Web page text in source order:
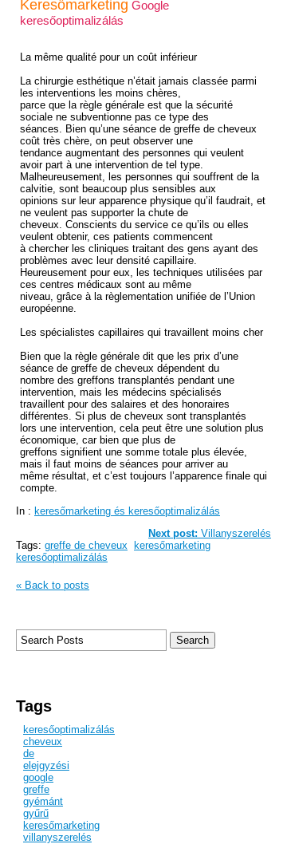
Keresőmarketing Google
keresőoptimalizálás
La même qualité pour un coût inférieur
La chirurgie esthétique n’était jamais classée parmi
les interventions les moins chères,
parce que la règle générale est que la sécurité
sociale ne subventionne pas ce type des
séances. Bien qu’une séance de greffe de cheveux
coût très chère, on peut observer une
tendance augmentant des personnes qui veulent
avoir part à une intervention de tel type.
Malheureusement, les personnes qui souffrent de la
calvitie, sont beaucoup plus sensibles aux
opinions sur leur apparence physique qu’il faudrait, et
ne veulent pas supporter la chute de
cheveux. Conscients du service ce qu’ils ou elles
veulent obtenir, ces patients commencent
à chercher les cliniques traitant des gens ayant des
problèmes avec leur densité capillaire.
Heureusement pour eux, les techniques utilisées par
ces centres médicaux sont au même
niveau, grâce à la règlementation unifiée de l’Union
européenne.
Les spécialistes capillaires qui travaillent moins cher
Bien que la règle générale dit que les prix d’une
séance de greffe de cheveux dépendent du
nombre des greffons transplantés pendant une
intervention, mais les médecins spécialisés
travaillent pour des salaires et des honoraires
différentes. Si plus de cheveux sont transplantés
lors une intervention, cela peut être une solution plus
économique, car bien que plus de
greffons signifient une somme totale plus élevée,
mais il faut moins de séances pour arriver au
même résultat, et c’est toujours l’apparence finale qui
compte.
In : keresőmarketing és keresőoptimalizálás
Next post: Villanyszerelés
Tags: greffe de cheveux
keresőmarketing
keresőoptimalizálás
« Back to posts
Tags
keresőoptimalizálás
cheveux
de
elejgyzési
google
greffe
gyémánt
gyűrű
keresőmarketing
villanyszerelés